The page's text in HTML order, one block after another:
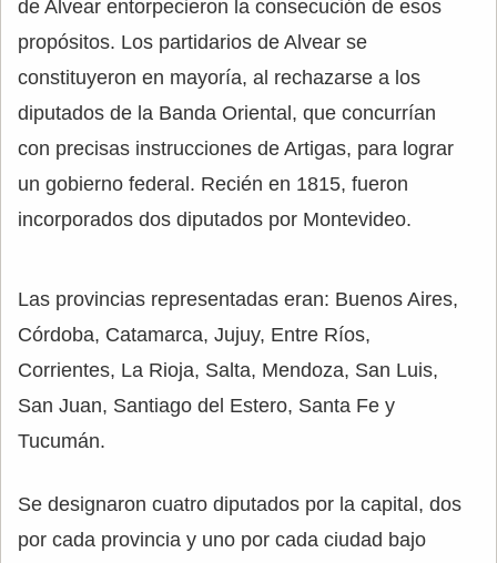
de Alvear entorpecieron la consecución de esos
propósitos. Los partidarios de Alvear se
constituyeron en mayoría, al rechazarse a los
diputados de la Banda Oriental, que concurrían
con precisas instrucciones de Artigas, para lograr
un gobierno federal. Recién en 1815, fueron
incorporados dos diputados por Montevideo.
Las provincias representadas eran: Buenos Aires,
Córdoba, Catamarca, Jujuy, Entre Ríos,
Corrientes, La Rioja, Salta, Mendoza, San Luis,
San Juan, Santiago del Estero, Santa Fe y
Tucumán.
Se designaron cuatro diputados por la capital, dos
por cada provincia y uno por cada ciudad bajo